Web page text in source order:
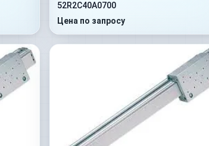
52R2C40A0700
Цена по запросу